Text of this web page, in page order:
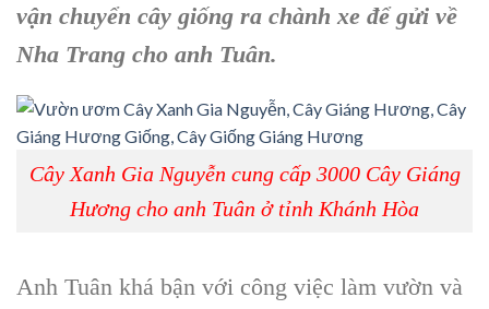
vận chuyển cây giống ra chành xe để gửi về
Nha Trang cho anh Tuân.
Cây Xanh Gia Nguyễn cung cấp 3000 Cây Giáng
Hương cho anh Tuân ở tỉnh Khánh Hòa
Anh Tuân khá bận với công việc làm vườn và